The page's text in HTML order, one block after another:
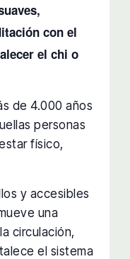
con el
el chi o
de 4.000 años
personas
físico,
y accesibles
una
circulación,
el sistema